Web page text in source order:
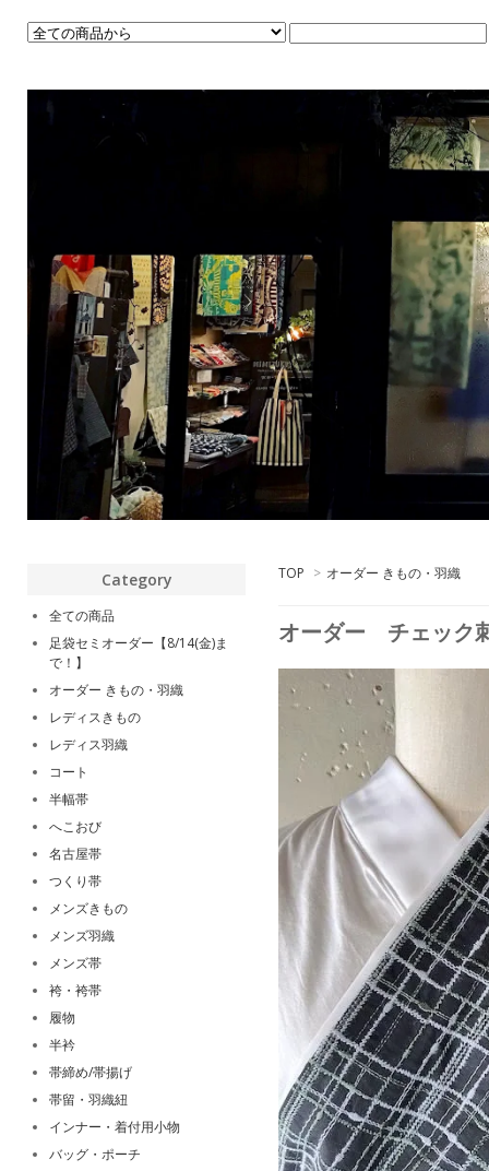
TOP > オーダー きもの・羽織
オーダー チェック
Category
全ての商品
足袋セミオーダー【8/14(金)ま
で！】
オーダー きもの・羽織
レディスきもの
レディス羽織
コート
半幅帯
へこおび
名古屋帯
つくり帯
メンズきもの
メンズ羽織
メンズ帯
袴・袴帯
履物
半衿
帯締め/帯揚げ
帯留・羽織紐
インナー・着付用小物
バッグ・ポーチ